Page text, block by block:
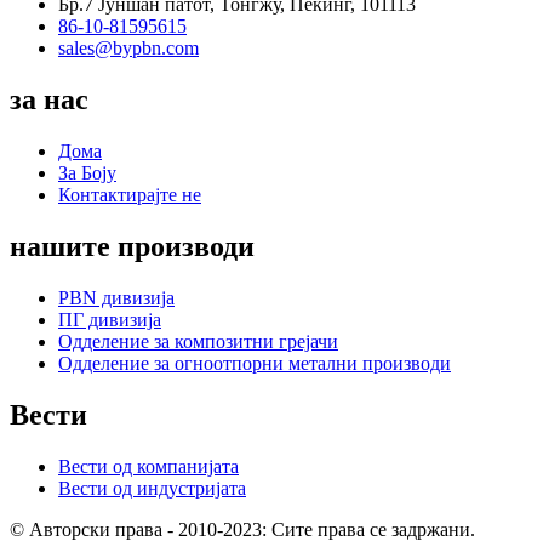
Бр.7 Јуншан патот, Тонгжу, Пекинг, 101113
86-10-81595615
sales@bypbn.com
за нас
Дома
За Боју
Контактирајте не
нашите производи
PBN дивизија
ПГ дивизија
Одделение за композитни грејачи
Одделение за огноотпорни метални производи
Вести
Вести од компанијата
Вести од индустријата
© Авторски права - 2010-2023: Сите права се задржани.